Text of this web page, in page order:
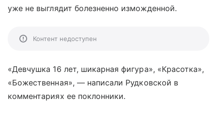
уже не выглядит болезненно изможденной.
Контент недоступен
«Девчушка 16 лет, шикарная фигура», «Красотка»,
«Божественная», —написали Рудковской в
комментариях ее поклонники.